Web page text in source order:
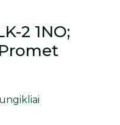
2 1NO;
Promet